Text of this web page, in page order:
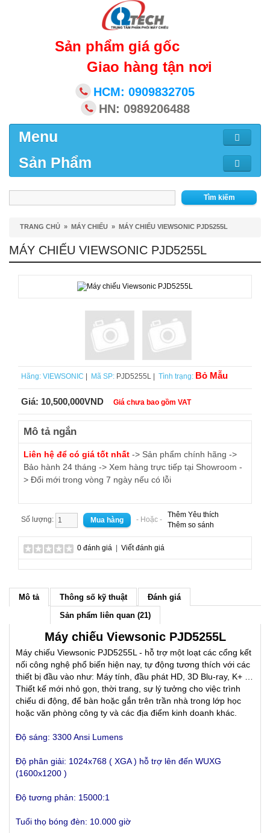
Sản phẩm giá gốc
Giao hàng tận nơi
HCM: 0909832705
HN: 0989206488
Menu
Sản Phẩm
Tìm kiếm
TRANG CHỦ » MÁY CHIẾU » MÁY CHIẾU VIEWSONIC PJD5255L
MÁY CHIẾU VIEWSONIC PJD5255L
Hãng: VIEWSONIC Mã SP: PJD5255L | Tình trạng: Bỏ Mẫu
Giá: 10,500,000VND Giá chưa bao gồm VAT
Mô tả ngắn
Liên hệ để có giá tốt nhất -> Sản phẩm chính hãng ->
Bảo hành 24 tháng -> Xem hàng trực tiếp tại Showroom -
> Đổi mới trong vòng 7 ngày nếu có lỗi
Số lượng: - Hoặc -
Thêm Yêu thích
Thêm so sánh
0 đánh giá Viết đánh giá
Mô tả Thông số kỹ thuật
Đánh giá
Sản phẩm liên quan (21)
Máy chiếu Viewsonic PJD5255L
Máy chiếu Viewsonic PJD5255L - hỗ trợ một loạt các cổng kết
nối công nghệ phổ biến hiện nay, tự động tương thích với các
thiết bị đầu vào như: Máy tính, đầu phát HD, 3D Blu-ray, K+ …
Thiết kế mới nhỏ gọn, thời trang, sự lý tưởng cho việc trình
chiếu di động, để bàn hoặc gắn trên trần nhà trong lớp học
hoặc văn phòng công ty và các địa điểm kinh doanh khác.
Độ sáng: 3300 Ansi Lumens
Độ phân giải: 1024x768 ( XGA ) hỗ trợ lên đến WUXG
(1600x1200 )
Độ tương phản: 15000:1
Tuổi thọ bóng đèn: 10.000 giờ